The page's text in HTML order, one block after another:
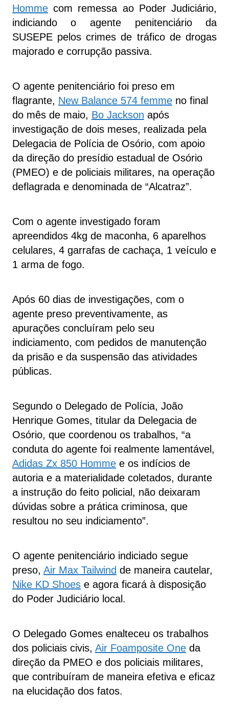
Hommecom remessa ao Poder Judiciário,
indiciando o agente penitenciário da
SUSEPE pelos crimes de tráfico de drogas
majorado e corrupção passiva.
O agente penitenciário foi preso em
flagrante, New Balance 574 femmeno final
do mês de maio, Bo Jackson após
investigação de dois meses, realizada pela
Delegacia de Polícia de Osório, com apoio
da direção do presídio estadual de Osório
(PMEO) e de policiais militares, na operação
deflagrada e denominada de “Alcatraz”.
Com o agente investigado foram
apreendidos 4kg de maconha, 6 aparelhos
celulares, 4 garrafas de cachaça, 1 veículo e
1 arma de fogo.
Após 60 dias de investigações, com o
agente preso preventivamente, as
apurações concluíram pelo seu
indiciamento, com pedidos de manutenção
da prisão e da suspensão das atividades
públicas.
Segundo o Delegado de Polícia, João
Henrique Gomes, titular da Delegacia de
Osório, que coordenou os trabalhos, “a
conduta do agente foi realmente lamentável,
Adidas Zx 850 Hommee os indícios de
autoria e a materialidade coletados, durante
a instrução do feito policial, não deixaram
dúvidas sobre a prática criminosa, que
resultou no seu indiciamento”.
O agente penitenciário indiciado segue
preso, Air Max Tailwind de maneira cautelar,
Nike KD Shoese agora ficará à disposição
do Poder Judiciário local.
O Delegado Gomes enalteceu os trabalhos
dos policiais civis, Air Foamposite Oneda
direção da PMEO e dos policiais militares,
que contribuíram de maneira efetiva e eficaz
na elucidação dos fatos.